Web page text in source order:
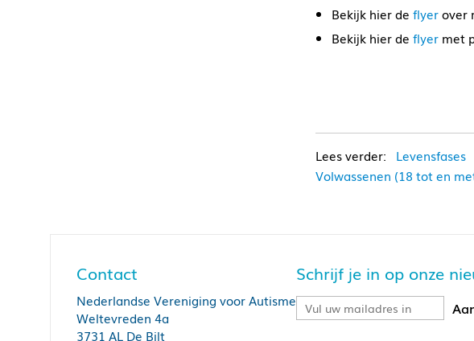
Bekijk hier de flyerover
Bekijk hier de flyer met
Levensfases
Volwassenen (18 tot en
Contact
Nederlandse Vereniging voor Autisme
Weltevreden 4a
3731 AL De Bilt
Schrijf je in op onze